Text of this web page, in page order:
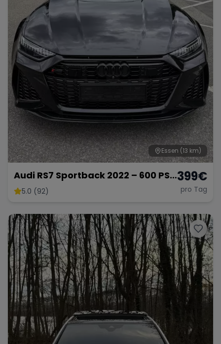
Essen (13 km)
Audi RS7 Sportback 2022 – 600 PS
Performance-Coupé
5.0 (92)
399€
pro Tag